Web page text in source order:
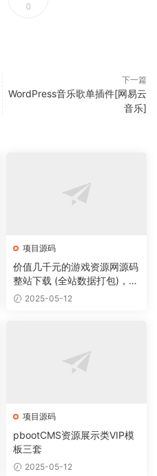
0
下一篇
WordPress音乐歌单插件[网易云
音乐]
项目源码
价值几千元的游戏资源网源码
整站下载 (全站数据打包)，数
据里面有200多个宝贝。
2025-05-12
项目源码
pbootCMS资源展示类VIP模
板三套
2025-05-12